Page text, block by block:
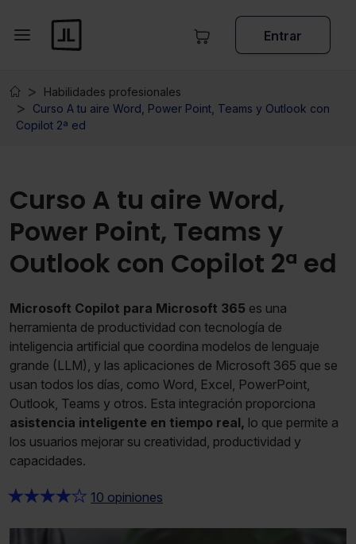
Entrar
Habilidades profesionales
Curso A tu aire Word, Power Point, Teams y Outlook con
Copilot 2ª ed
Curso A tu aire Word,
Power Point, Teams y
Outlook con Copilot 2ª ed
Microsoft Copilot para Microsoft 365 es una
herramienta de productividad con tecnología de
inteligencia artificial que coordina modelos de lenguaje
grande (LLM), y las aplicaciones de Microsoft 365 que se
usan todos los días, como Word, Excel, PowerPoint,
Outlook, Teams y otros. Esta integración proporciona
asistencia inteligente en tiempo real, lo que permite a
los usuarios mejorar su creatividad, productividad y
capacidades.
★★★★★ 10 opiniones